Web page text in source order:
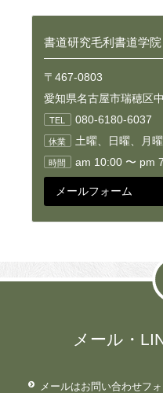
書道研究毛利書道学
〒467-0803
愛知県名古屋市瑞穂区
TEL 080-6180-6037
休業 土曜、日曜、月
時間 am 10:00 〜 pm
メールフォーム
メール・
メールはお問い合わせフ